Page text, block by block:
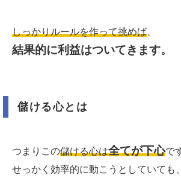
しっかりルールを作って挑めば
結果的に利益はついてきます。
儲ける心とは
つまりこの儲ける心は全てが下心で
せっかく効率的に動こうとしていても、